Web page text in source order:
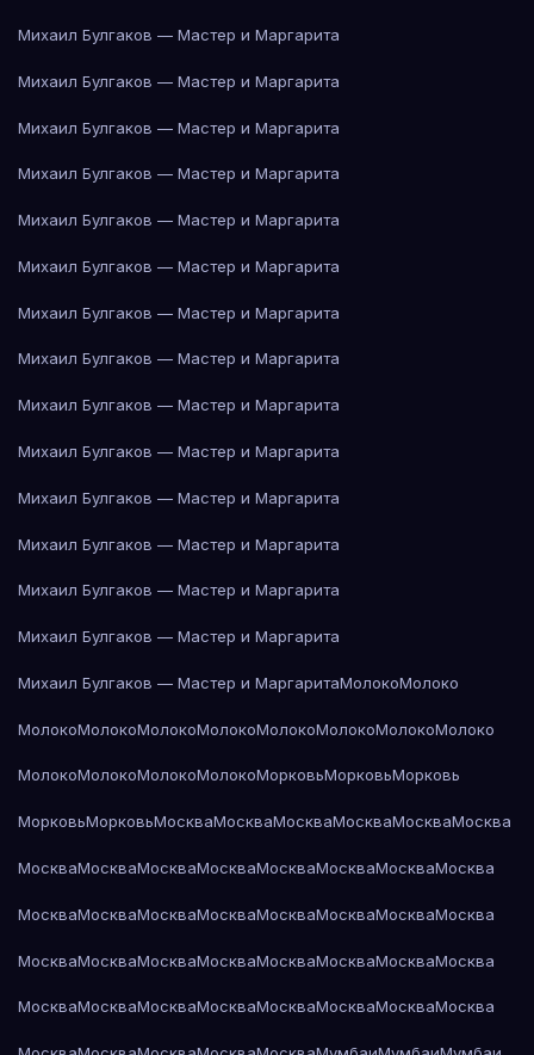
Михаил Булгаков — Мастер и Маргарита
Михаил Булгаков — Мастер и Маргарита
Михаил Булгаков — Мастер и Маргарита
Михаил Булгаков — Мастер и Маргарита
Михаил Булгаков — Мастер и Маргарита
Михаил Булгаков — Мастер и Маргарита
Михаил Булгаков — Мастер и Маргарита
Михаил Булгаков — Мастер и Маргарита
Михаил Булгаков — Мастер и Маргарита
Михаил Булгаков — Мастер и Маргарита
Михаил Булгаков — Мастер и Маргарита
Михаил Булгаков — Мастер и Маргарита
Михаил Булгаков — Мастер и Маргарита
Михаил Булгаков — Мастер и Маргарита
Михаил Булгаков — Мастер и МаргаритаМолокоМолоко
МолокоМолокоМолокоМолокоМолокоМолокоМолокоМолоко
МолокоМолокоМолокоМолокоМорковьМорковьМорковь
МорковьМорковьМоскваМоскваМоскваМоскваМоскваМосква
МоскваМоскваМоскваМоскваМоскваМоскваМоскваМосква
МоскваМоскваМоскваМоскваМоскваМоскваМоскваМосква
МоскваМоскваМоскваМоскваМоскваМоскваМоскваМосква
МоскваМоскваМоскваМоскваМоскваМоскваМоскваМосква